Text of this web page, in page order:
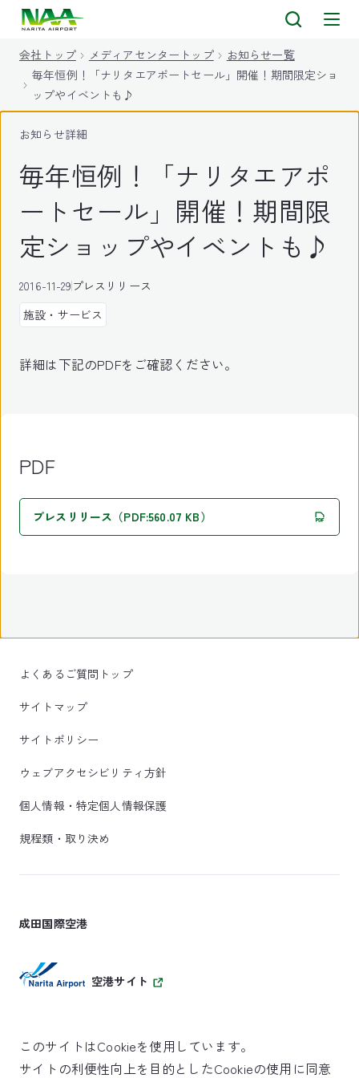
会社トップ メディアセンタートップ
お知らせ一覧
毎年恒例！「ナリタエアポートセール」開催！期間限定ショ
ップやイベントも♪
お知らせ詳細
毎年恒例！「ナリタエアポ
ートセール」開催！期間限
定ショップやイベントも♪
2016-11-29プレスリリース
施設・サービス
詳細は下記のPDFをご確認ください。
PDF
プレスリリース（PDF:560.07 KB）
よくあるご質問トップ
サイトマップ
サイトポリシー
ウェブアクセシビリティ方針
個人情報・特定個人情報保護
規程類・取り決め
成田国際空港
空港サイト
このサイトはCookieを使用しています。
サイトの利便性向上を目的としたCookieの使用に同意